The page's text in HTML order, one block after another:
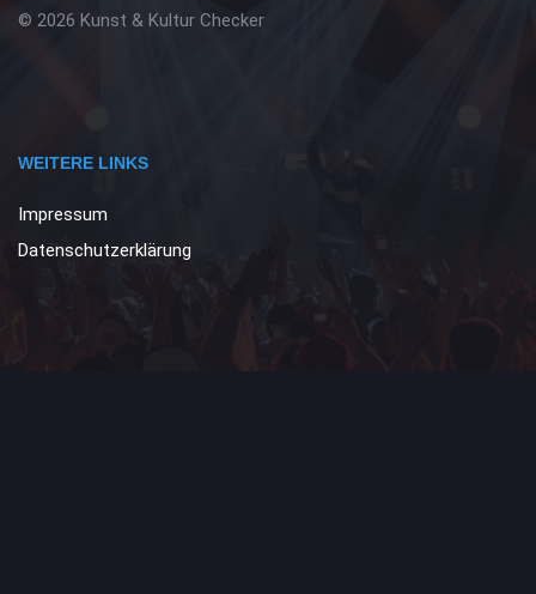
© 2026 Kunst & Kultur Checker
WEITERE LINKS
Impressum
Datenschutzerklärung